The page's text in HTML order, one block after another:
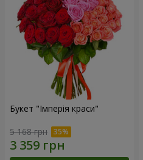
Букет "Імперія краси"
5 168 грн